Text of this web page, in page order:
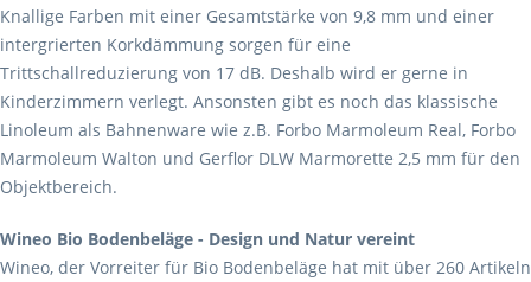
Knallige Farben mit einer Gesamtstärke von 9,8 mm und einer
intergrierten Korkdämmung sorgen für eine
Trittschallreduzierung von 17 dB. Deshalb wird er gerne in
Kinderzimmern verlegt. Ansonsten gibt es noch das klassische
Linoleum als Bahnenware wie z.B. Forbo Marmoleum Real, Forbo
Marmoleum Walton und Gerflor DLW Marmorette 2,5 mm für den
Objektbereich.
Wineo Bio Bodenbeläge - Design und Natur vereint
Wineo, der Vorreiter für Bio Bodenbeläge hat mit über 260 Artikeln